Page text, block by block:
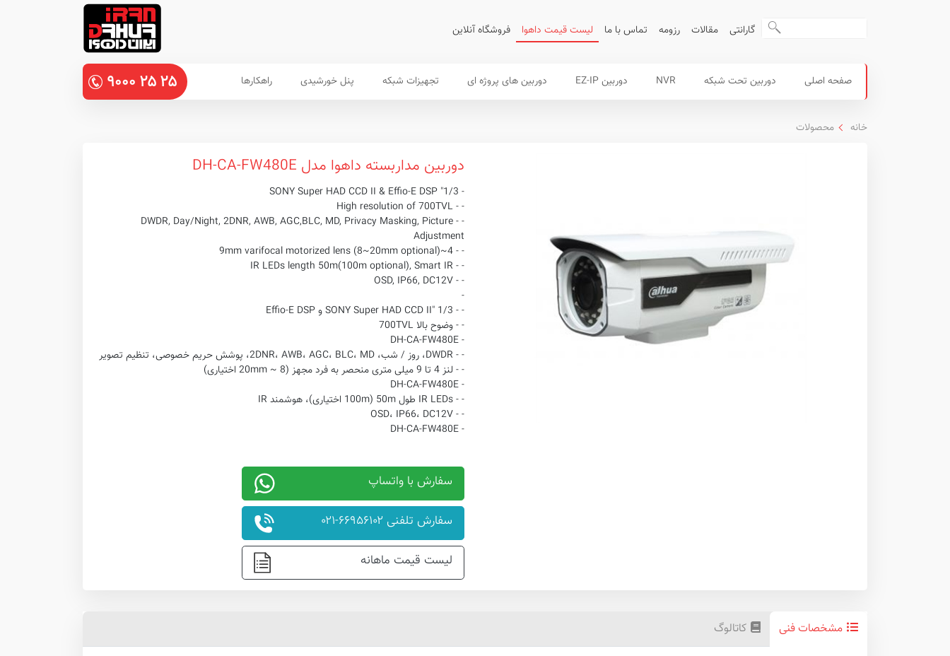
گارانتی مقالات رزومه تماس با ما لیست قیمت داهوا فروشگاه آنلاین
منوی
اصلی
صفحه اصلی دوربین تحت شبکه NVR دوربین EZ-IP دوربین های پروژه ای تجهیزات شبکه پنل خورشیدی راهکارها ۹۰۰۰ ۲۵۲۵
خانه محصولات
دوربین مداربسته داهوا مدل DH-CA-FW480E
- 1/3" SONY Super HAD CCD II & Effio-E DSP
- - High resolution of 700TVL
- - DWDR, Day/Night, 2DNR, AWB, AGC,BLC, MD, Privacy Masking, Picture
Adjustment
- - 4~9mm varifocal motorized lens (8~20mm optional)
- - IR LEDs length 50m(100m optional), Smart IR
- - OSD, IP66, DC12V
-
- - 1/3 "SONY Super HAD CCD II و Effio-E DSP
- - وضوح بالا 700TVL
- DH-CA-FW480E
- - DWDR، روز / شب، 2DNR، AWB، AGC، BLC، MD، پوشش حریم خصوصی، تنظیم تصویر
- - لنز 4 تا 9 میلی متری منحصر به فرد مجهز (8 ~ 20mm اختیاری)
- DH-CA-FW480E
- - IR LEDs طول 50m (100m اختیاری)، هوشمند IR
- - OSD، IP66، DC12V
- DH-CA-FW480E
سفارش با واتساپ
سفارش تلفنی ۶۶۹۵۶۱۰۲-۰۲۱
لیست قیمت ماهانه
مشخصات فنی کاتالوگ